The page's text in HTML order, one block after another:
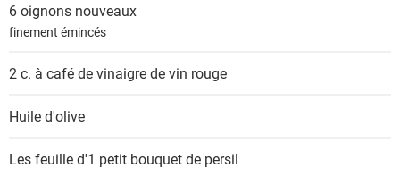
6oignons nouveaux
finement émincés
2 c. à café devinaigre de vin rouge
Huile d'olive
Les feuille d'1 petit bouquet de persil